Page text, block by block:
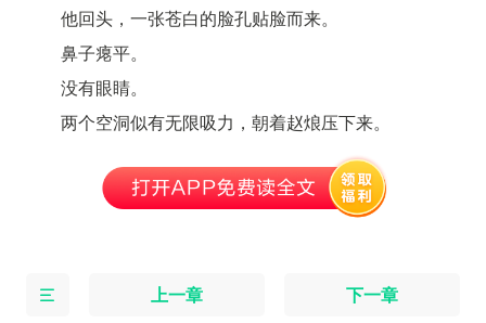
他回头，一张苍白的脸孔贴脸而来。
鼻子瘪平。
没有眼睛。
两个空洞似有无限吸力，朝着赵烺压下来。
上一章 下一章